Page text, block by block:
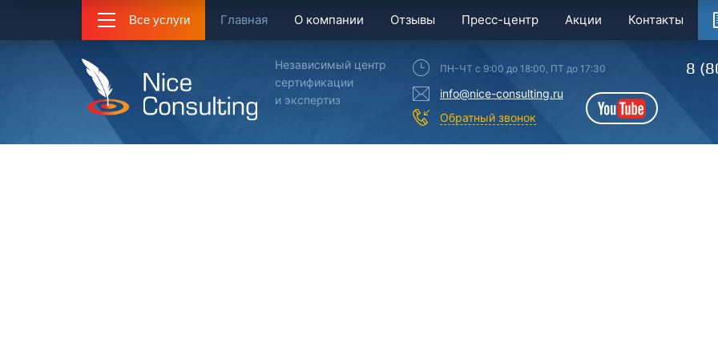
Все услуги Главная О компании Отзывы Пресс-центр Акции Контакты
Независимый центр
сертификации
и экспертиз
ПН-ЧТ с 9:00 до 18:00, ПТ до 17:30
info@nice-consulting.ru
Обратный звонок
YouTube
8